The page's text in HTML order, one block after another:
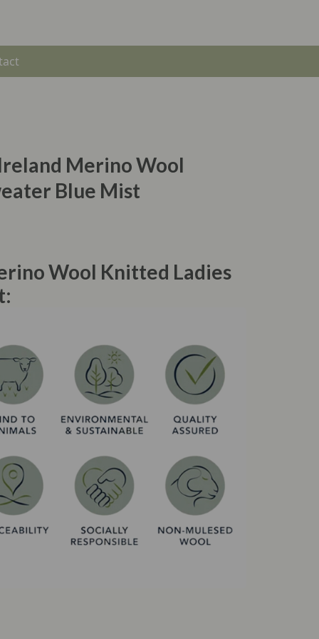
Merino Wool
Blue Mist
Wool Knitted Ladies